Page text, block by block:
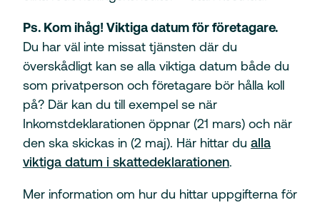
Ps. Kom ihåg! Viktiga datum för företagare.
Du har väl inte missat tjänsten där du
överskådligt kan se alla viktiga datum både du
som privatperson och företagare bör hålla koll
på? Där kan du till exempel se när
Inkomstdeklarationen öppnar (21 mars) och när
den ska skickas in (2 maj). Här hittar du alla
viktiga datum i skattedeklarationen.
Mer information om hur du hittar uppgifterna för